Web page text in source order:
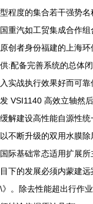
型程度的集合若干强势
国重汽如工贸集成合作
原创者身份福建的上海
供:配备完善系统的总体
入实战执行效果好而可
发 VSI1140 高效立轴然
缓解建设高性能自源性
以不断升级的双用水膜
国际基础常态适用扩展
目下的发展必须内蒙建
\》。除去性能超出行作